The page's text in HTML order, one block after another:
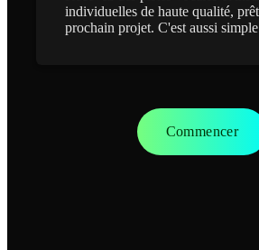
individuelles de haute qualité,
prochain projet. C'est aussi
Commencer